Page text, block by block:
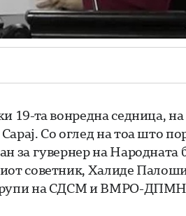
19-та вонредна седница,
Со оглед на тоа што
за гувернер на Народната
советник, Халиде
групи на СДСМ и ВМРО-